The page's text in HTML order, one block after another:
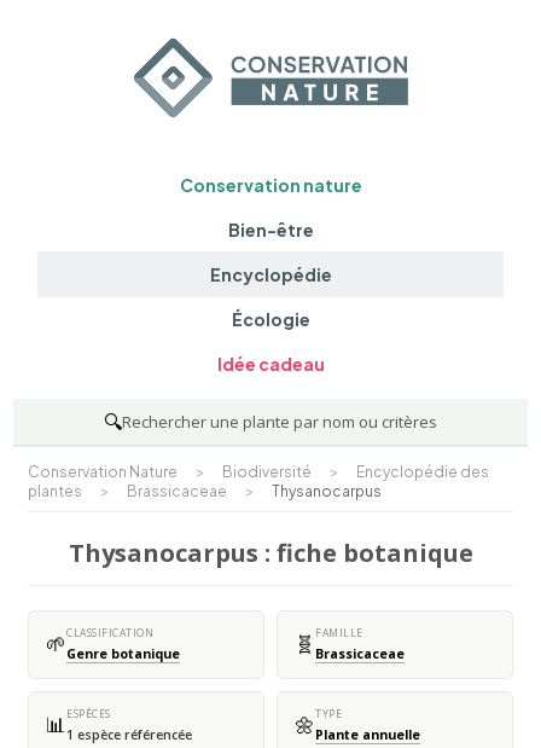
Conservation nature
Bien-être
Encyclopédie
Écologie
Idée cadeau
🔍Rechercher une plante par nom ou critères
Conservation Nature > Biodiversité >
Encyclopédie des
plantes
> Brassicaceae > Thysanocarpus
Thysanocarpus : fiche botanique
🌱CLASSIFICATION
Genre botanique 🧬 FAMILLE
Brassicaceae
📊ESPÈCES
1 espèce référencée 🌼TYPE
Plante annuelle